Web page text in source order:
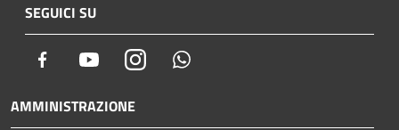
SEGUICI SU
Facebook YoutubeInstagram
AMMINISTRAZIONE